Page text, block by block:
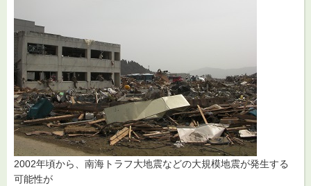
2002年頃から、南海トラフ大地震などの大規模地震が発生する
可能性が